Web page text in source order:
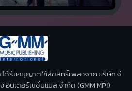
ได้รับอนุญาตใช้ลิขสิทธิ์เพลงจาก บริษัท จี
อินเตอร์เนชั่นแนล จำกัด (GMM MPI)